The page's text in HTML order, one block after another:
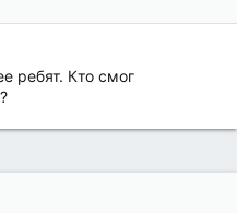
ребят. Кто смог